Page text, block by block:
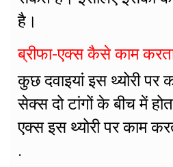
है।
ब्रीफा-एक्स कैसे काम
कुछ दवाइयां इस थ्योरी पर
सेक्स दो टांगों के बीच में
एक्स इस थ्योरी पर काम
.